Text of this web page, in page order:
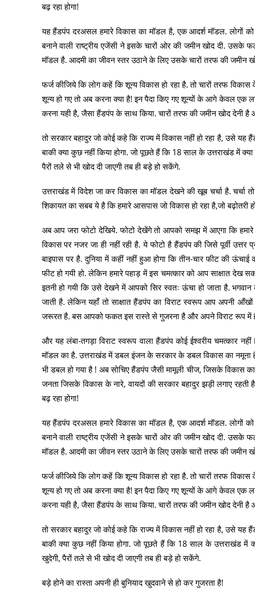
बढ़ रहा होगा!
यह हैंडपंप दरअसल हमारे विकास का मॉडल है, एक आदर्श मॉडल. लोगों
बनाने वाली राष्ट्रीय एजेंसी ने इसके चारों ओर की जमीन खोद दी. उसके
मॉडल है. आदमी का जीवन स्तर उठाने के लिए उसके चारों तरफ की जमीन
फर्ज कीजिये कि लोग कहें कि शून्य विकास हो रहा है. तो चारों तरफ
शून्य हो गए तो अब करना क्या है! इन पैदा किए गए शून्यों के आगे केवल एक
करना यही है, जैसा हैंडपंप के साथ किया. चारों तरफ की जमीन खोद देनी
तो सरकार बहादुर जो कोई कहे कि राज्य में विकास नहीं हो रहा है, उसे
बाकी क्या कुछ नहीं किया होगा. जो पूछते हैं कि 18 साल के उत्तराखंड में
पैरों तले से भी खोद दी जाएगी तब ही बड़े हो सकेंगे.
उत्तराखंड में विदेश जा कर विकास का मॉडल देखने की खूब चर्चा है. चर्चा
शिकायत का सबब ये है कि हमारे आसपास जो विकास हो रहा है,जो बढ़ोतरी
अब आप जरा फोटो देखिये. फोटो देखेंगे तो आपको समझ में आएगा कि
विकास पर नजर जा ही नहीं रही है. ये फोटो है हैंडपंप की जिसे पूर्वी
बाइपास पर है. दुनिया में कहीं नहीं हुआ होगा कि तीन-चार फीट की
फीट हो गयी हो. लेकिन हमारे पहाड़ में इस चमत्कार को आप साक्षात
इतनी हो गयी कि उसे देखने में आपको सिर स्वतः ऊंचा हो जाता है. भगवान
जाती है. लेकिन यहाँ तो साक्षात हैंडपंप का विराट स्वरूप आप अपनी
जरूरत है. बस आपको फकत इस रास्ते से गुजरना है और अपने विराट रूप में
और यह लंबा-तगड़ा विराट स्वरूप वाला हैंडपंप कोई ईश्वरीय चमत्कार
मॉडल का है. उत्तराखंड में डबल इंजन के सरकार के डबल विकास का
भी डबल हो गया है ! अब सोचिए हैंडपंप जैसी मामूली चीज, जिसके विकास
जनता जिसके विकास के नारे, वायदों की सरकार बहादुर झड़ी लगाए
बढ़ रहा होगा!
यह हैंडपंप दरअसल हमारे विकास का मॉडल है, एक आदर्श मॉडल. लोगों
बनाने वाली राष्ट्रीय एजेंसी ने इसके चारों ओर की जमीन खोद दी. उसके
मॉडल है. आदमी का जीवन स्तर उठाने के लिए उसके चारों तरफ की जमीन
फर्ज कीजिये कि लोग कहें कि शून्य विकास हो रहा है. तो चारों तरफ
शून्य हो गए तो अब करना क्या है! इन पैदा किए गए शून्यों के आगे केवल एक
करना यही है, जैसा हैंडपंप के साथ किया. चारों तरफ की जमीन खोद देनी
तो सरकार बहादुर जो कोई कहे कि राज्य में विकास नहीं हो रहा है, उसे
बाकी क्या कुछ नहीं किया होगा. जो पूछते हैं कि 18 साल के उत्तराखंड में
खुदेगी, पैरों तले से भी खोद दी जाएगी तब ही बड़े हो सकेंगे.
बड़े होने का रास्ता अपनी ही बुनियाद खुदवाने से हो कर गुजरता है!